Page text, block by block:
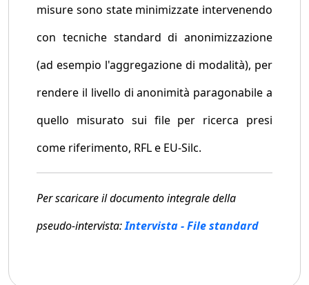
misure sono state minimizzate intervenendo
con tecniche standard di anonimizzazione
(ad esempio l'aggregazione di modalità), per
rendere il livello di anonimità paragonabile a
quello misurato sui file per ricerca presi
come riferimento, RFL e EU-Silc.
Per scaricare il documento integrale della
pseudo-intervista:Intervista - File standard